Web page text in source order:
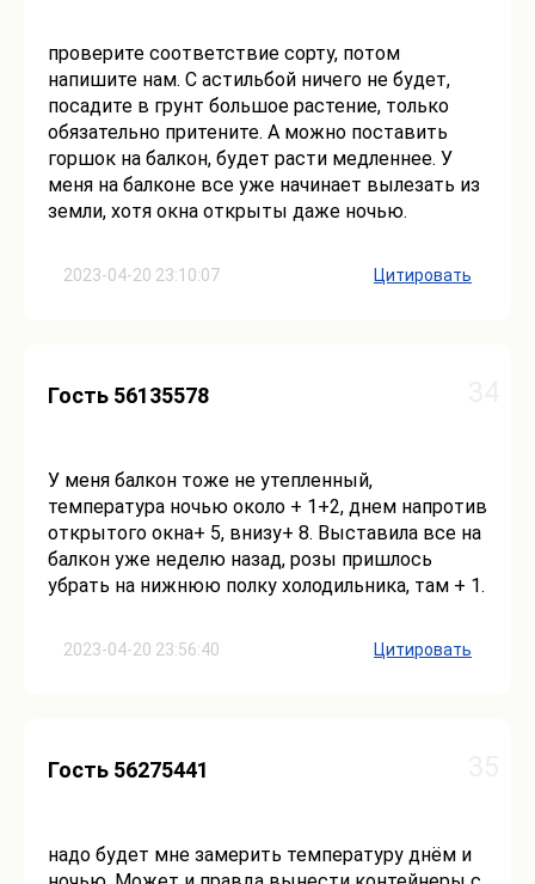
2023-04-20 23:10:07
проверите соответствие сорту, потом
напишите нам. С астильбой ничего не будет,
посадите в грунт большое растение, только
обязательно притените. А можно поставить
горшок на балкон, будет расти медленнее. У
меня на балконе все уже начинает вылезать из
земли, хотя окна открыты даже ночью.
Цитировать
2023-04-20 23:56:40
Гость 56135578
У меня балкон тоже не утепленный,
температура ночью около + 1+2, днем напротив
открытого окна+ 5, внизу+ 8. Выставила все на
балкон уже неделю назад, розы пришлось
убрать на нижнюю полку холодильника, там + 1.
Цитировать
Гость 56275441
надо будет мне замерить температуру днём и